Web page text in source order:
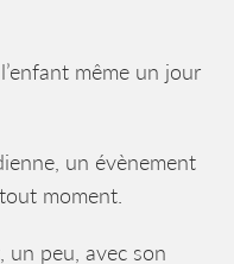
même un jour
un évènement
moment.
un peu, avec son